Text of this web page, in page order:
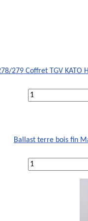
279 Coffret TGV KATO
Ballast terre bois fin